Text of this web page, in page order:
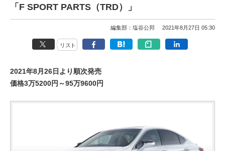
「F SPORT PARTS（TRD）」
編集部：塩谷公邦 2021年8月27日 05:30
リスト
2021年8月26日より順次発売
価格3万5200円～95万9600円